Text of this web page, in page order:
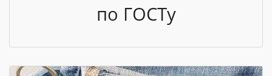
по ГОСТу